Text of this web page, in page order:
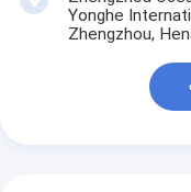
Yonghe
Zhengzhou,